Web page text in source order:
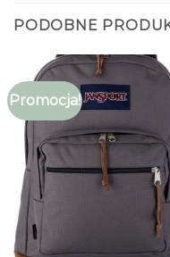
PODOBNE
Promocja!